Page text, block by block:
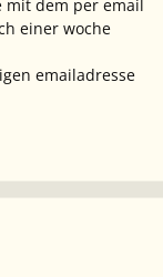
mit dem per email
einer woche
emailadresse